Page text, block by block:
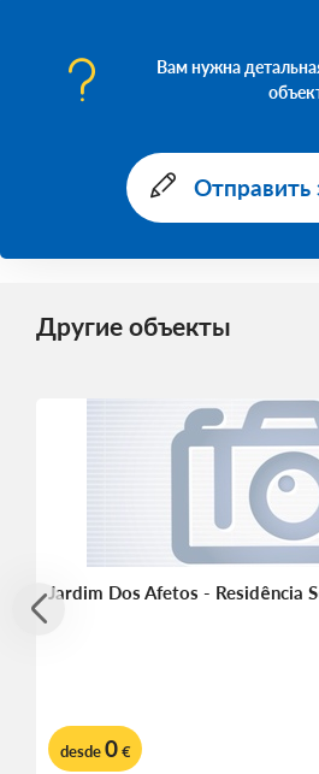
Вам нужна
Отправить
Другие объекты
Jardim Dos Afetos - Residência
desde0€